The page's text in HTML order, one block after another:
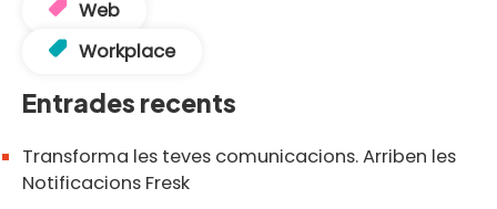
Web
Workplace
Entrades recents
Transforma les teves comunicacions. Arriben les
Notificacions Fresk